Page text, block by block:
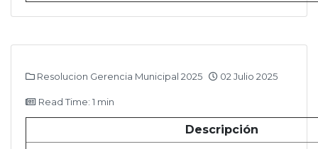
Resolucion Gerencia Municipal 2025 02 Julio 2025
Read Time: 1 min
Descripción